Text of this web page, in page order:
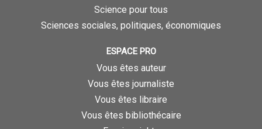
Science pour tous
Sciences sociales, politiques, économiques
ESPACE PRO
Vous êtes auteur
Vous êtes journaliste
Vous êtes libraire
Vous êtes bibliothécaire